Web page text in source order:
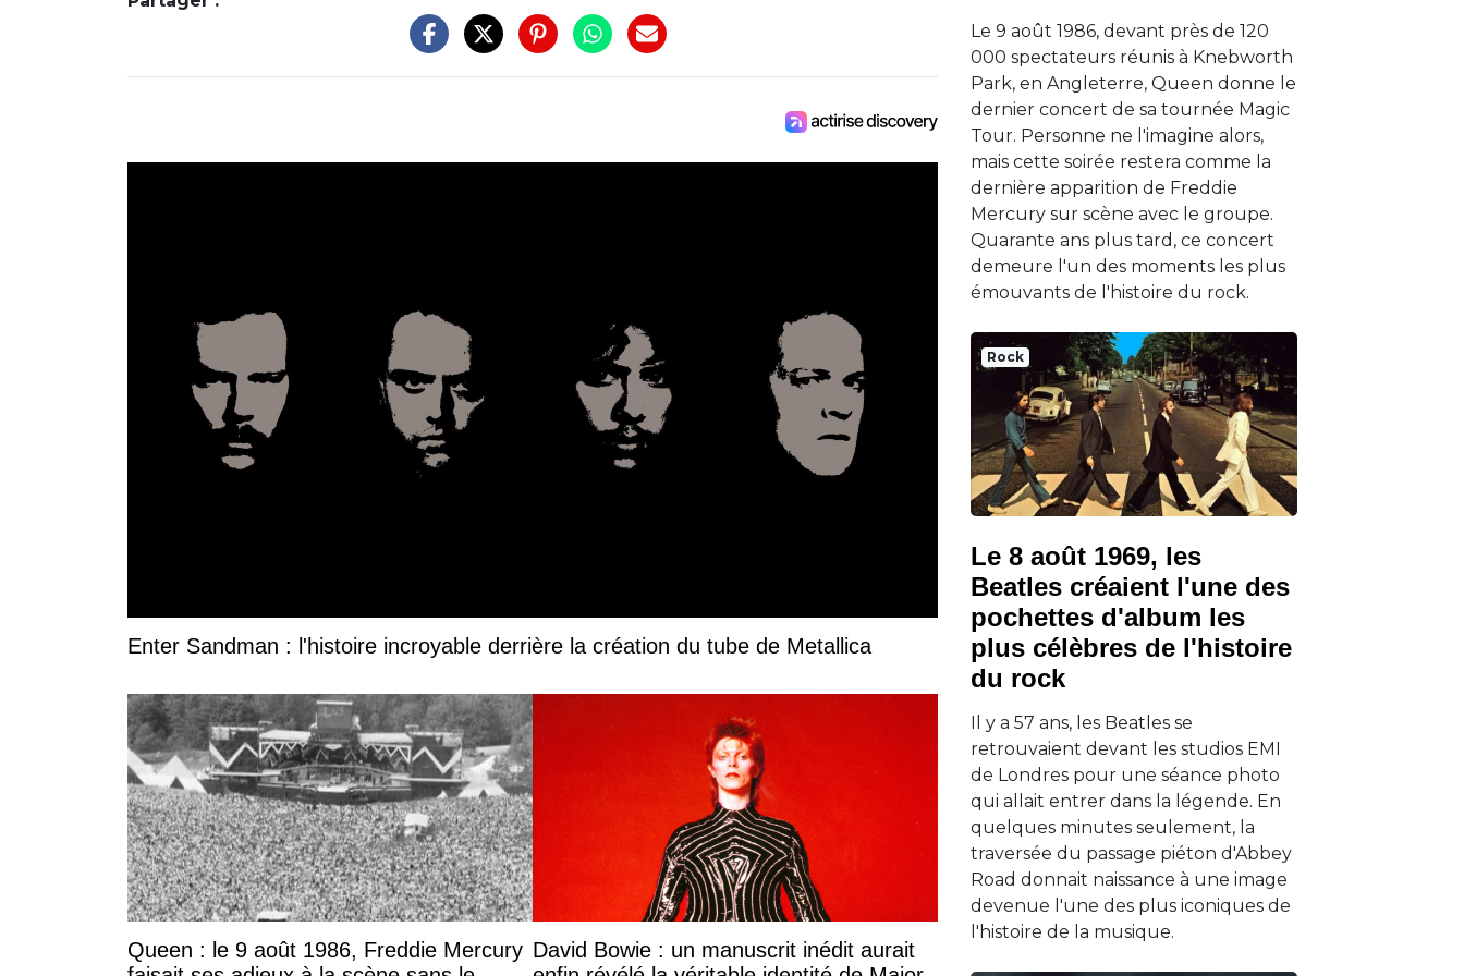
Enter Sandman : l'histoire incroyable derrière la création du tube de Metallica
Queen : le 9 août 1986, Freddie Mercury David Bowie : un manuscrit inédit aurait
Le 9 août 1986, devant près de 120
000 spectateurs réunis à Knebworth
Park, en Angleterre, Queen donne le
dernier concert de sa tournée Magic
Tour. Personne ne l'imagine alors,
mais cette soirée restera comme la
dernière apparition de Freddie
Mercury sur scène avec le groupe.
Quarante ans plus tard, ce concert
demeure l'un des moments les plus
émouvants de l'histoire du rock.
Rock
Le 8 août 1969, les
Beatles créaient l'une des
pochettes d'album les
plus célèbres de l'histoire
du rock
Il y a 57 ans, les Beatles se
retrouvaient devant les studios EMI
de Londres pour une séance photo
qui allait entrer dans la légende. En
quelques minutes seulement, la
traversée du passage piéton d'Abbey
Road donnait naissance à une image
devenue l'une des plus iconiques de
l'histoire de la musique.